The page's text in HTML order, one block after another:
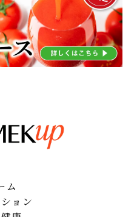
ム
ョン